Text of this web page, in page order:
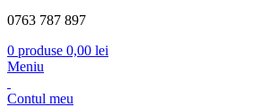
0763 787 897
0 produse 0,00 lei
Meniu
Contul meu